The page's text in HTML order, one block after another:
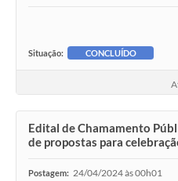
Situação: CONCLUÍDO
Edital de Chamamento
de propostas para
Postagem: 24/04/2024 às 00h01